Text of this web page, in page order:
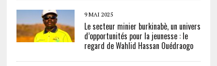
9 MAI 2025
Le secteur minier burkinabè, un univers
d’opportunités pour la jeunesse : le
regard de Wahlid Hassan Ouédraogo